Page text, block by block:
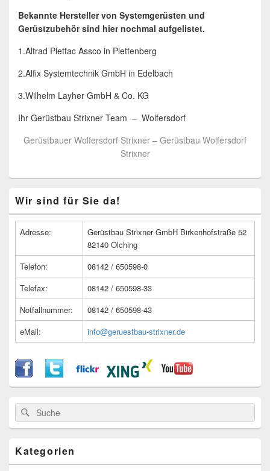
Bekannte Hersteller von Systemgerüsten und
Gerüstzubehör sind hier nochmal aufgelistet.
1.Altrad Plettac Assco in Plettenberg
2.Alfix Systemtechnik GmbH in Edelbach
3.Wilhelm Layher GmbH & Co. KG
Ihr Gerüstbau Strixner Team – Wolfersdorf
Gerüstbauer Wolfersdorf Strixner – Gerüstbau Wolfersdorf
Strixner
Seitenleisten
Widget-
Wir sind für Sie da!
Adresse:
Gerüstbau Strixner GmbH Birkenhofstraße 52
82140 Olching
Telefon:
08142 / 650598-0
Telefax:
08142 / 650598-33
Notfallnummer:
08142 / 650598-43
eMail:
info@geruestbau-strixner.de
Suche
nach:
Suche
Kategorien